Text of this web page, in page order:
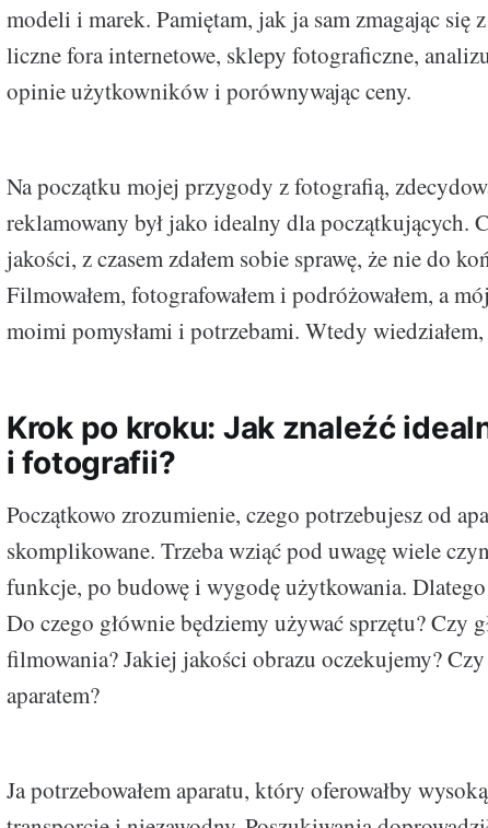
modeli i marek. Pamiętam, jak ja sam zmagając się
liczne fora internetowe, sklepy fotograficzne,
opinie użytkowników i porównywając ceny.
Na początku mojej przygody z fotografią,
reklamowany był jako idealny dla początkujących.
jakości, z czasem zdałem sobie sprawę, że nie do
Filmowałem, fotografowałem i podróżowałem, a
moimi pomysłami i potrzebami. Wtedy
Krok po kroku: Jak znaleźć
i fotografii?
Początkowo zrozumienie, czego potrzebujesz od
skomplikowane. Trzeba wziąć pod uwagę wiele
funkcje, po budowę i wygodę użytkowania.
Do czego głównie będziemy używać sprzętu? Czy
filmowania? Jakiej jakości obrazu oczekujemy?
aparatem?
Ja potrzebowałem aparatu, który oferowałby